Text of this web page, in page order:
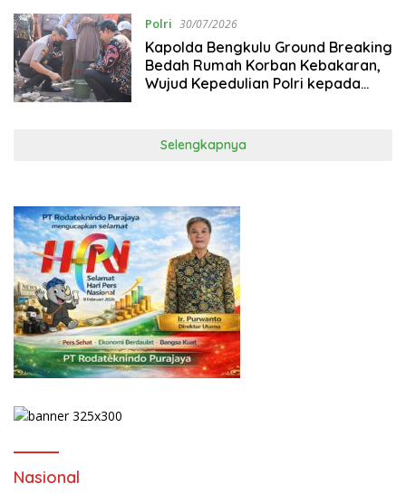
Polri 30/07/2026
‎Kapolda Bengkulu Ground Breaking
Bedah Rumah Korban Kebakaran,
Wujud Kepedulian Polri kepada
Selengkapnya
Nasional